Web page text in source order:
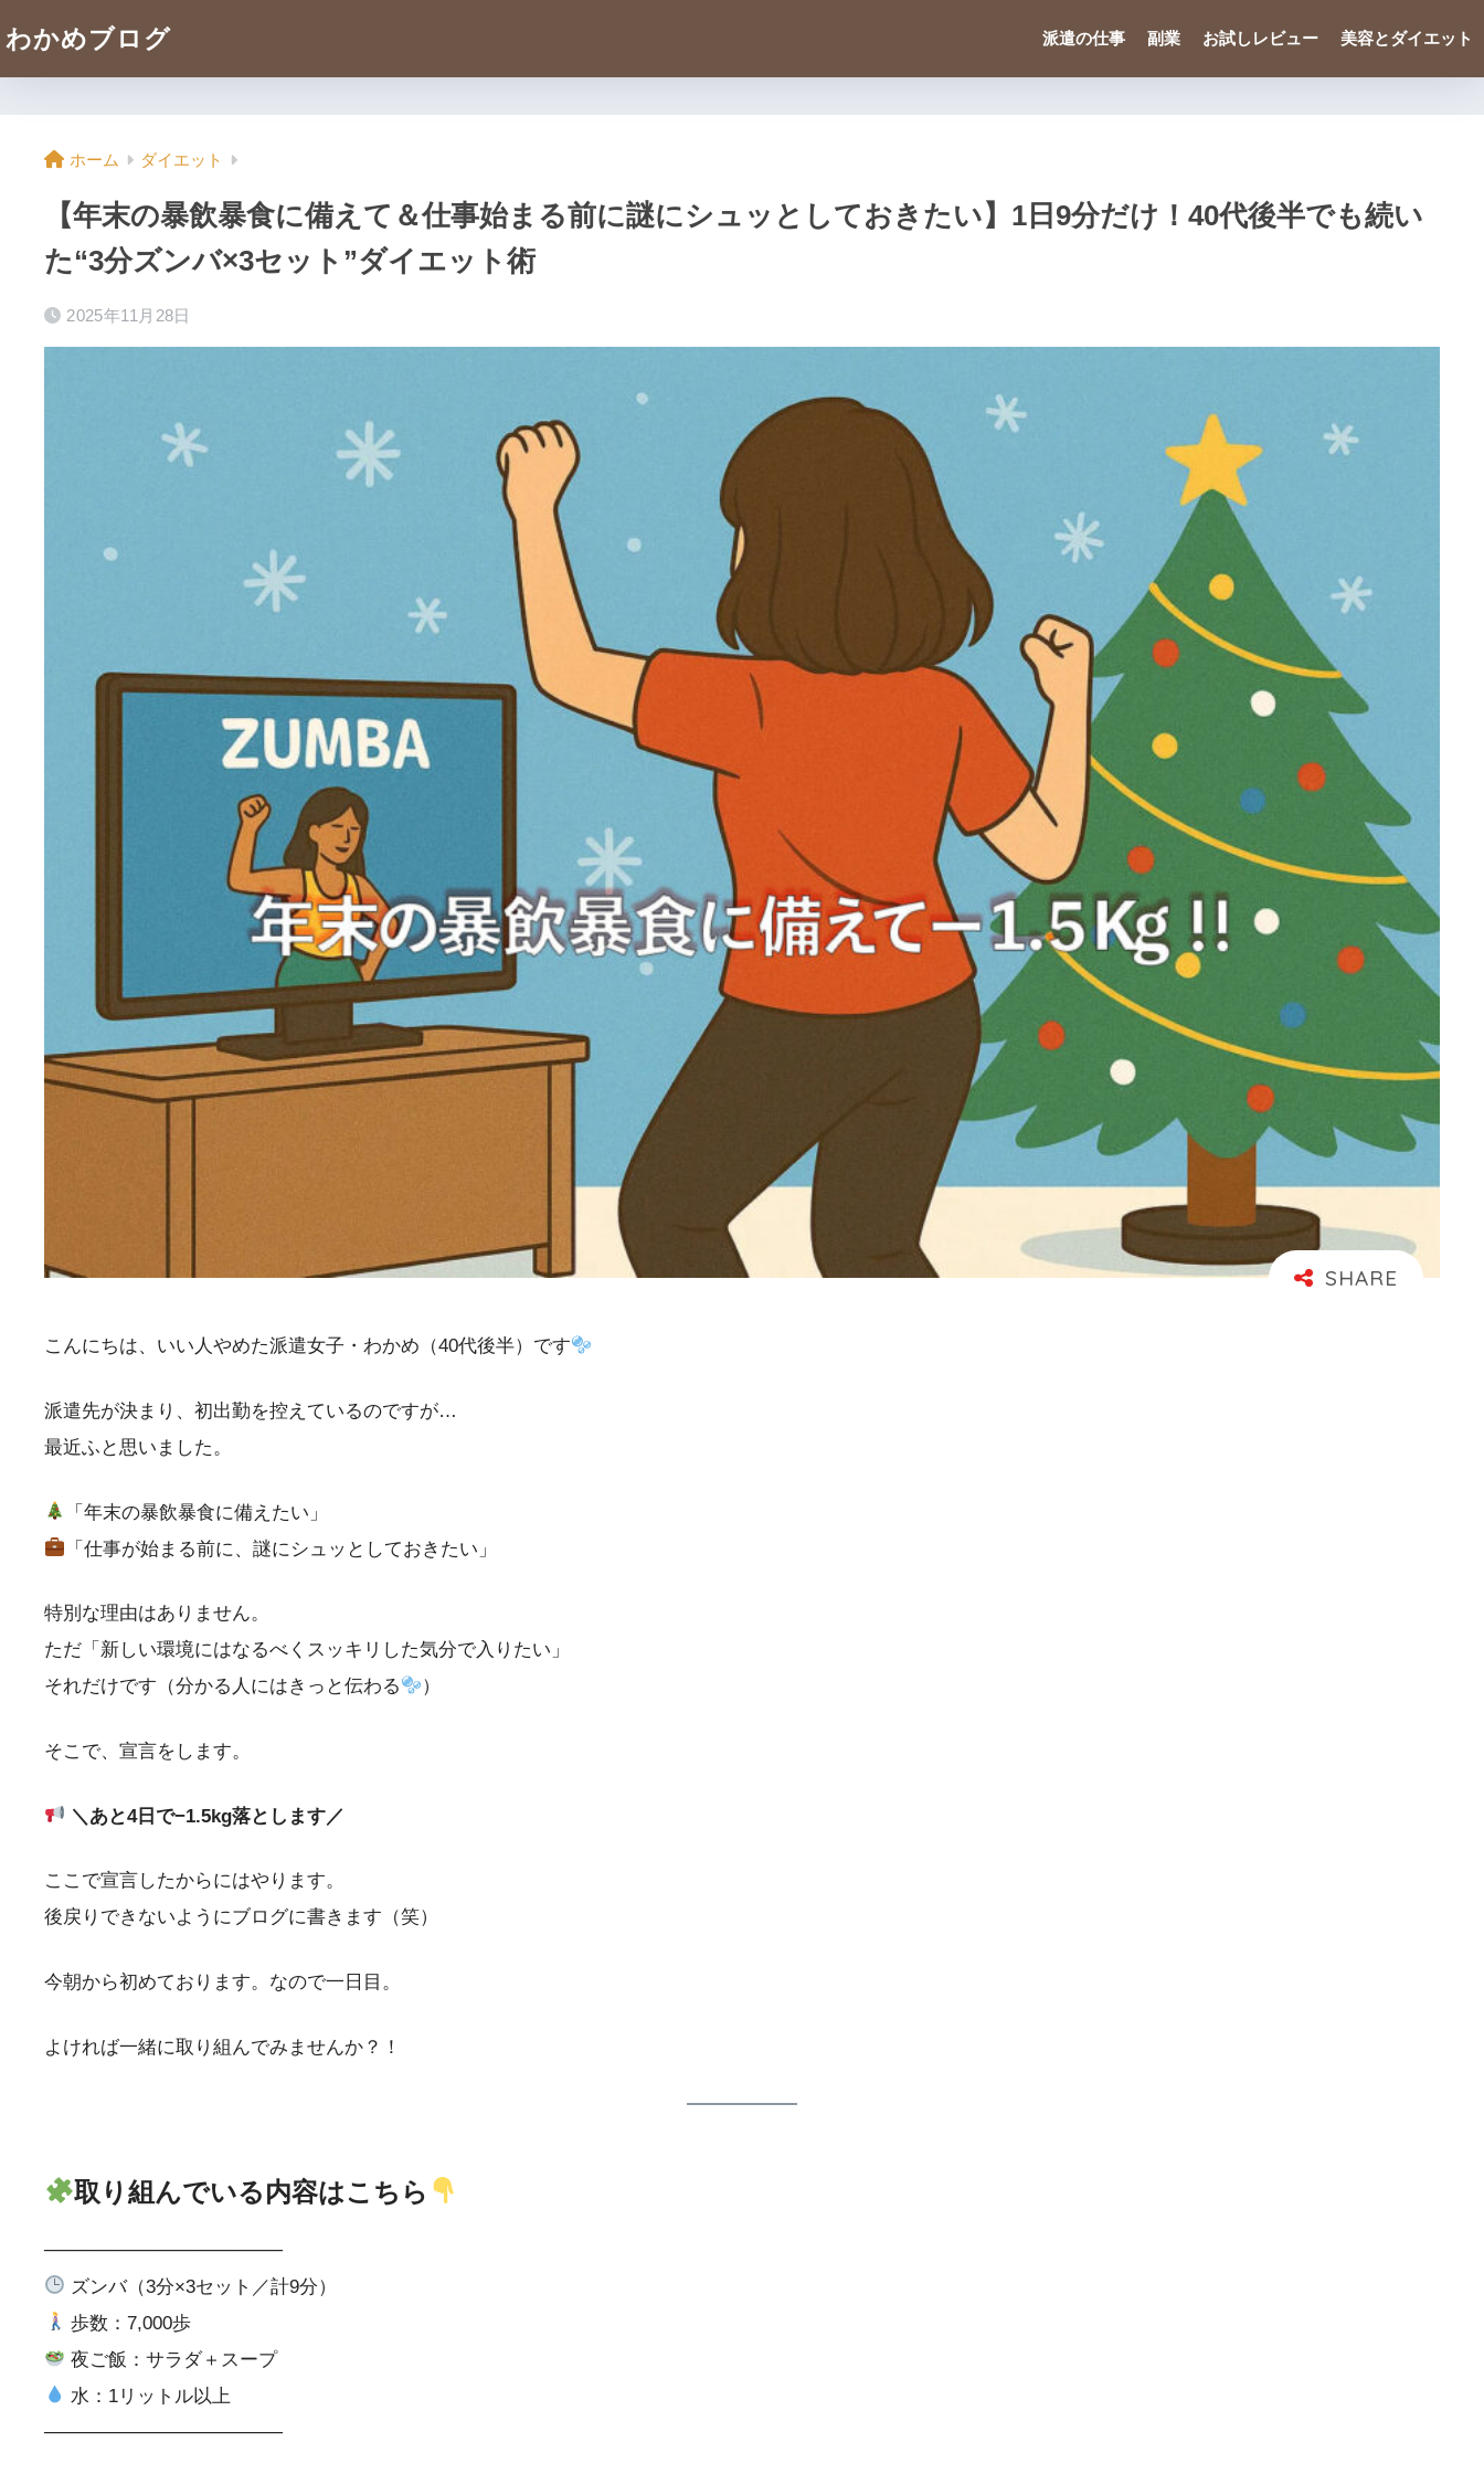
わかめブログ 派遣の仕事 副業 お試しレビュー 美容とダイエット
ホーム ダイエット
【年末の暴飲暴食に備えて＆仕事始まる前に謎にシュッとしておきたい】1日9分だけ！40代後半でも続い
た“3分ズンバ×3セット”ダイエット術
2025年11月28日
こんにちは、いい人やめた派遣女子・わかめ（40代後半）です
派遣先が決まり、初出勤を控えているのですが…
最近ふと思いました。
「年末の暴飲暴食に備えたい」
「仕事が始まる前に、謎にシュッとしておきたい」
特別な理由はありません。
ただ「新しい環境にはなるべくスッキリした気分で入りたい」
それだけです（分かる人にはきっと伝わる
）
そこで、宣言をします。
＼あと4日で−1.5kg落とします／
ここで宣言したからにはやります。
後戻りできないようにブログに書きます（笑）
今朝から初めております。なので一日目。
よければ一緒に取り組んでみませんか？！
取り組んでいる内容はこちら
──────────────────
ズンバ（3分×3セット／計9分）
歩数：7,000歩
夜ご飯：サラダ＋スープ
水：1リットル以上
──────────────────